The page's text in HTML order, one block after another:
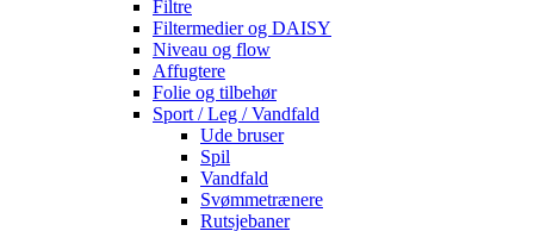
Filtre
Filtermedier og DAISY
Niveau og flow
Affugtere
Folie og tilbehør
Sport / Leg / Vandfald
Ude bruser
Spil
Vandfald
Svømmetrænere
Rutsjebaner